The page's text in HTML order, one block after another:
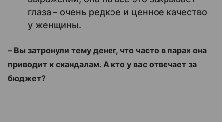
глаза – очень редкое и ценное качество
у женщины.
– Вы затронули тему денег, что часто в парах она
приводит к скандалам. А кто у вас отвечает за
бюджет?